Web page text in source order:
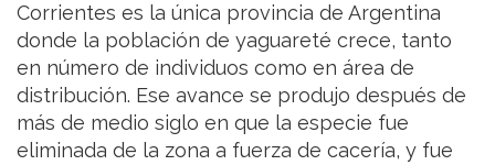
Corrientes es la única provincia de Argentina
donde la población de yaguareté crece, tanto
en número de individuos como en área de
distribución. Ese avance se produjo después de
más de medio siglo en que la especie fue
eliminada de la zona a fuerza de cacería, y fue